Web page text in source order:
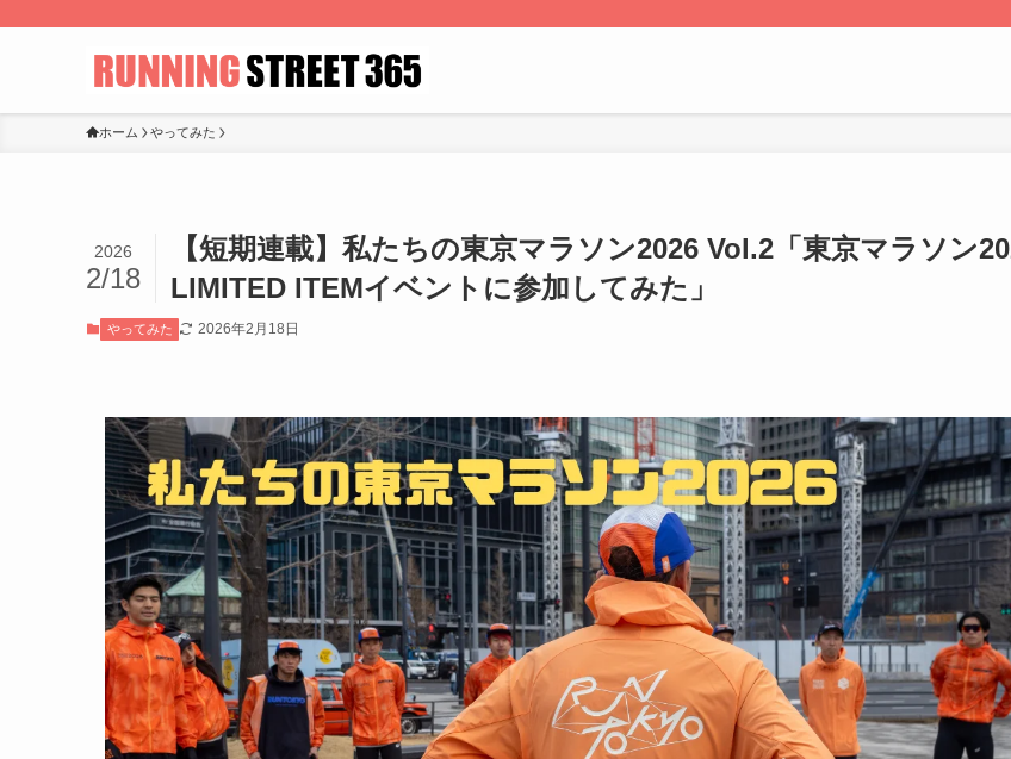
ホーム やってみた
【短期連載】私たちの東京マラソン2026 Vol.2「東京マラソン
LIMITED ITEMイベントに参加してみた」
2026
2/18
やってみた 2026年2月18日